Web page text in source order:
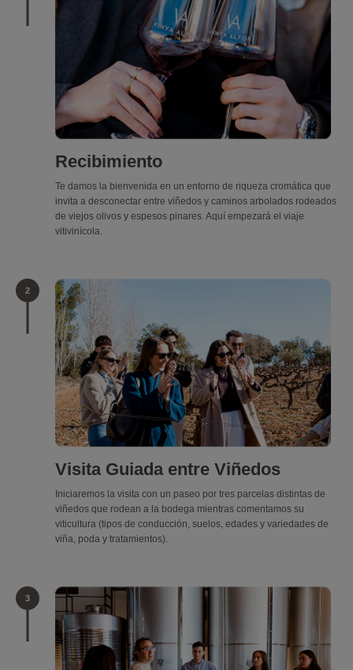
Recibimiento
Te damos la bienvenida en un entorno de riqueza cromática que
invita a desconectar entre viñedos y caminos arbolados rodeados
de viejos olivos y espesos pinares. Aquí empezará el viaje
vitivinícola.
2
Visita Guiada entre Viñedos
Iniciaremos la visita con un paseo por tres parcelas distintas de
viñedos que rodean a la bodega mientras comentamos su
viticultura (tipos de conducción, suelos, edades y variedades de
viña, poda y tratamientos).
3